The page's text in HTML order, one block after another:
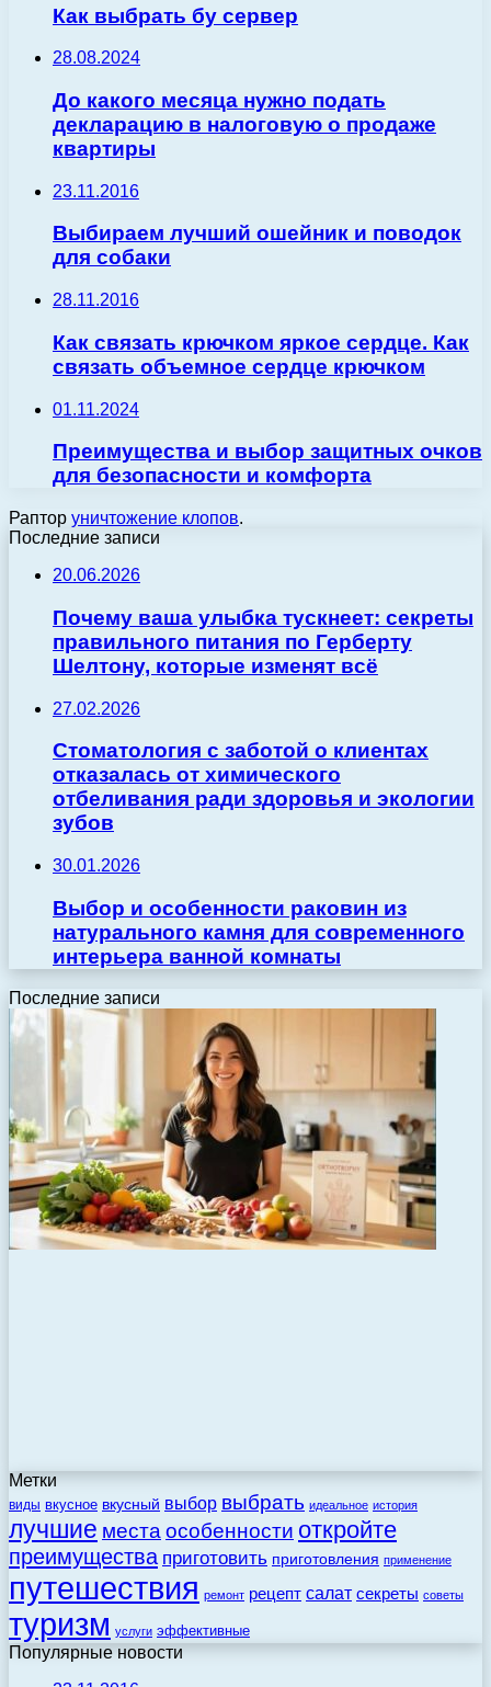
Как выбрать бу сервер
28.08.2024
До какого месяца нужно подать
декларацию в налоговую о продаже
квартиры
23.11.2016
Выбираем лучший ошейник и поводок
для собаки
28.11.2016
Как связать крючком яркое сердце. Как
связать объемное сердце крючком
01.11.2024
Преимущества и выбор защитных очков
для безопасности и комфорта
Раптор уничтожение клопов.
Последние записи
20.06.2026
Почему ваша улыбка тускнеет: секреты
правильного питания по Герберту
Шелтону, которые изменят всё
27.02.2026
Стоматология с заботой о клиентах
отказалась от химического
отбеливания ради здоровья и экологии
зубов
30.01.2026
Выбор и особенности раковин из
натурального камня для современного
интерьера ванной комнаты
Последние записи
Метки
виды вкусное вкусный выбор выбрать идеальное история
лучшие местаособенности откройте
преимущества приготовить приготовления применение
путешествия ремонт рецепт салат секреты советы
туризм услуги эффективные
Популярные новости